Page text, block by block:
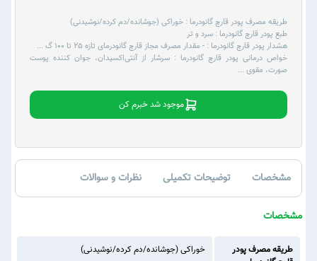
طریقه مصرف پودر قارچ گانودرما : خوراکی (جوشانده/دم کرده/نوشیدنی)
طبع پودر قارچ گانودرما : سرد و تر
هشدار پودر قارچ گانودرما : - مقدار مصرف مجاز قارچ ‌گانودرمای تازه 25 تا 100 گ
...
خواص درمانی پودر قارچ گانودرما : سرشار از آنتی‌اکسیدان، جوان کننده پوست
صورت، مقوی...
موجود شد خبرم کن
مشخصات توضیحات تکمیلی نظرات و سوالات
مشخصات
طریقه مصرف پودر
خوراکی (جوشانده/دم کرده/نوشیدنی)